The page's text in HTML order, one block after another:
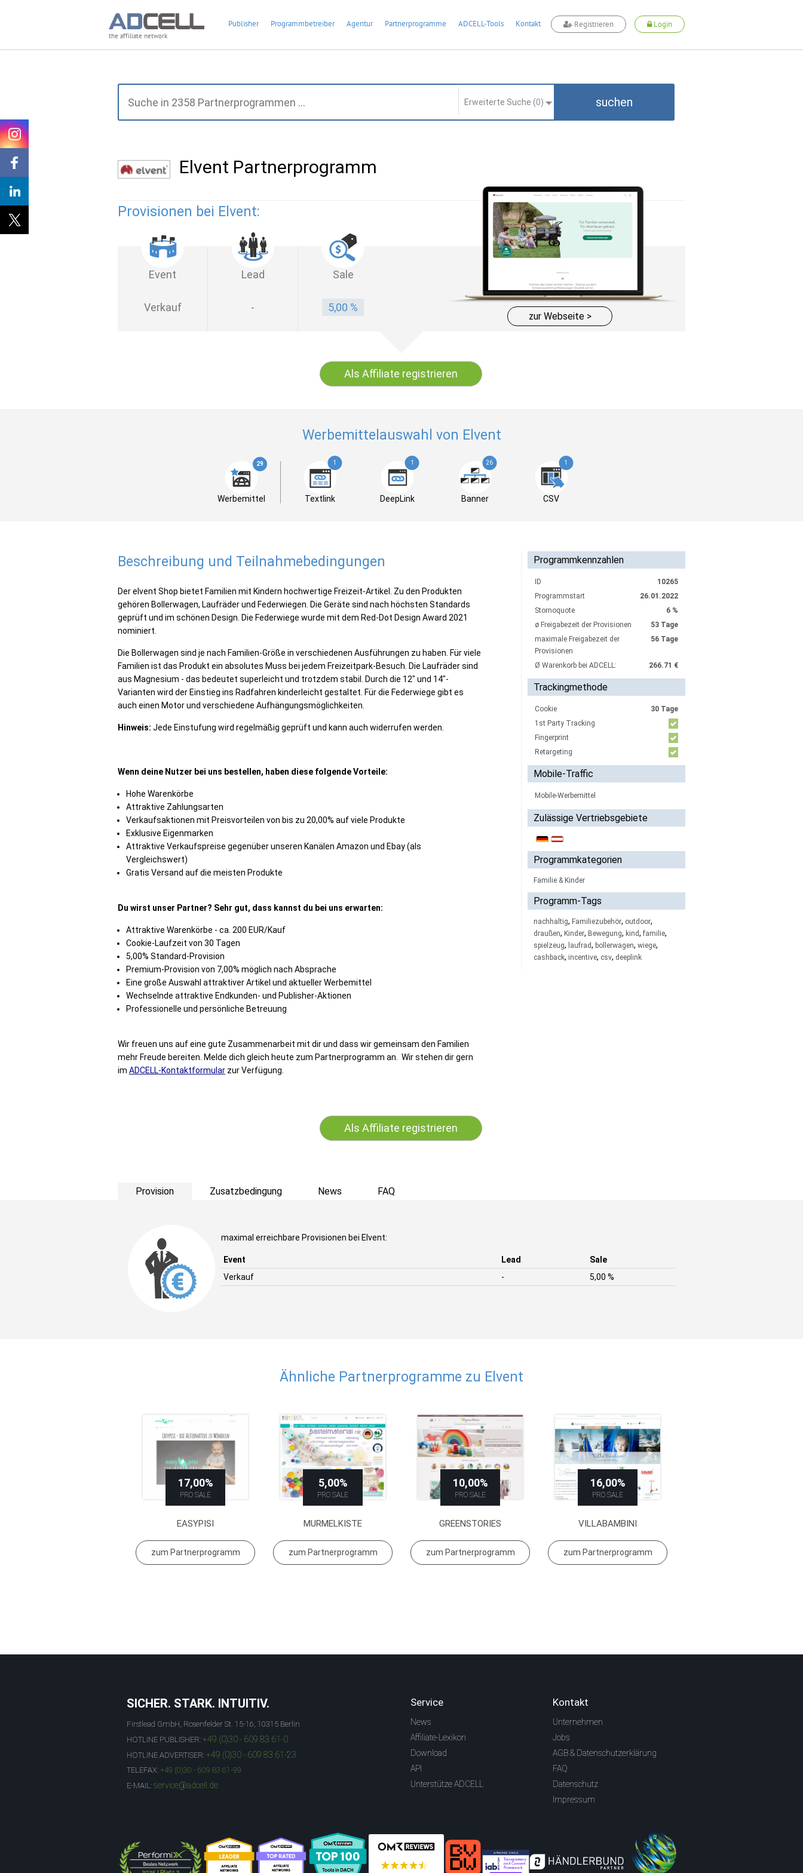
the affiliate network
Publisher Programmbetreiber Agentur Partnerprogramme ADCELL-Tools Kontakt Registrieren Login
Erweiterte Suche (0) suchen
Elvent Partnerprogramm
Provisionen bei Elvent:
Event Lead Sale
Verkauf - 5,00 %
zur Webseite >
Als Affiliate registrieren
Werbemittelauswahl von Elvent
29
Werbemittel
1
Textlink
1
DeepLink
26
Banner
1
CSV
Beschreibung und Teilnahmebedingungen
Der elvent Shop bietet Familien mit Kindern hochwertige Freizeit-Artikel. Zu den Produkten
gehören Bollerwagen, Laufräder und Federwiegen. Die Geräte sind nach höchsten Standards
geprüft und im schönen Design. Die Federwiege wurde mit dem Red-Dot Design Award 2021
nominiert.
Die Bollerwagen sind je nach Familien-Größe in verschiedenen Ausführungen zu haben. Für viele
Familien ist das Produkt ein absolutes Muss bei jedem Freizeitpark-Besuch. Die Laufräder sind
aus Magnesium - das bedeutet superleicht und trotzdem stabil. Durch die 12" und 14"-
Varianten wird der Einstieg ins Radfahren kinderleicht gestaltet. Für die Federwiege gibt es
auch einen Motor und verschiedene Aufhängungsmöglichkeiten.
Hinweis: Jede Einstufung wird regelmäßig geprüft und kann auch widerrufen werden.
Wenn deine Nutzer bei uns bestellen, haben diese folgende Vorteile:
Hohe Warenkörbe
Attraktive Zahlungsarten
Verkaufsaktionen mit Preisvorteilen von bis zu 20,00% auf viele Produkte
Exklusive Eigenmarken
Attraktive Verkaufspreise gegenüber unseren Kanälen Amazon und Ebay (als
Vergleichswert)
Gratis Versand auf die meisten Produkte
Du wirst unser Partner? Sehr gut, dass kannst du bei uns erwarten:
Attraktive Warenkörbe - ca. 200 EUR/Kauf
Cookie-Laufzeit von 30 Tagen
5,00% Standard-Provision
Premium-Provision von 7,00% möglich nach Absprache
Eine große Auswahl attraktiver Artikel und aktueller Werbemittel
Wechselnde attraktive Endkunden- und Publisher-Aktionen
Professionelle und persönliche Betreuung
Wir freuen uns auf eine gute Zusammenarbeit mit dir und dass wir gemeinsam den Familien
mehr Freude bereiten. Melde dich gleich heute zum Partnerprogramm an.
Wir stehen dir gern
im ADCELL-Kontaktformular zur Verfügung.
Programmkennzahlen
ID
10265
Programmstart
26.01.2022
Stornoquote
6 %
ø Freigabezeit der Provisionen
53 Tage
maximale Freigabezeit der
Provisionen
56 Tage
Ø Warenkorb bei ADCELL: 266.71 €
Trackingmethode
Cookie
30 Tage
1st Party Tracking
Fingerprint
Retargeting
Mobile-Traffic
Mobile-Werbemittel
Zulässige Vertriebsgebiete
Programmkategorien
Familie & Kinder
Programm-Tags
nachhaltig, Familiezubehör, outdoor,
draußen, Kinder, Bewegung, kind, familie,
spielzeug, laufrad, bollerwagen, wiege,
cashback, incentive, csv, deeplink
Als Affiliate registrieren
Provision Zusatzbedingung News FAQ
maximal erreichbare Provisionen bei Elvent:
Event Lead
Sale
Verkauf
- 5,00 %
Ähnliche Partnerprogramme zu Elvent
17,00%
PRO SALE
EASYPISI
zum Partnerprogramm
5,00%
PRO SALE
MURMELKISTE
zum Partnerprogramm
10,00%
PRO SALE
GREENSTORIES
zum Partnerprogramm
16,00%
PRO SALE
VILLABAMBINI
zum Partnerprogramm
SICHER. STARK. INTUITIV.
Firstlead GmbH, Rosenfelder St. 15-16, 10315 Berlin
HOTLINE PUBLISHER: +49 (0)30 - 609 83 61-0
HOTLINE ADVERTISER: +49 (0)30 - 609 83 61-23
TELEFAX: +49 (0)30 - 609 83 61-99
E-MAIL: service@adcell.de
Service
News
Affiliate-Lexikon
Download
API
Unterstütze ADCELL
Kontakt
Unternehmen
Jobs
AGB & Datenschutzerklärung
FAQ
Datenschutz
Impressum